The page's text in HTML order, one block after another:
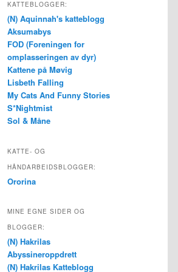
KATTEBLOGGER:
(N) Aquinnah's katteblogg
Aksumabys
FOD (Foreningen for
omplasseringen av dyr)
Kattene på Møvig
Lisbeth Falling
My Cats And Funny Stories
S*Nightmist
Sol & Måne
KATTE- OG
HÅNDARBEIDSBLOGGER:
Ororina
MINE EGNE SIDER OG
BLOGGER:
(N) Hakrilas
Abyssineroppdrett
(N) Hakrilas Katteblogg